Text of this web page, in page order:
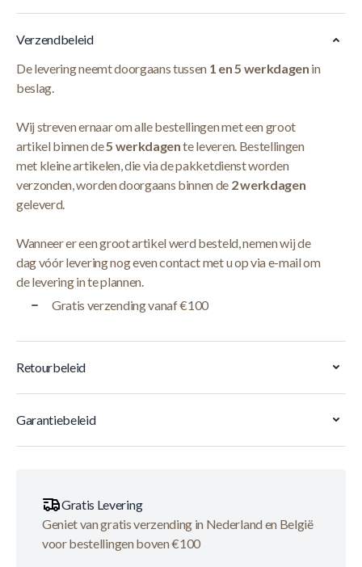
Verzendbeleid
De levering neemt doorgaans tussen 1 en 5 werkdagen in
beslag.
Wij streven ernaar om alle bestellingen met een groot
artikel binnen de5 werkdagente leveren. Bestellingen
met kleine artikelen, die via de pakketdienst worden
verzonden, worden doorgaans binnen de 2 werkdagen
geleverd.
Wanneer er een groot artikel werd besteld, nemen wij de
dag vóór levering nog even contact met u op via e-mail om
de levering in te plannen.
Gratis verzending vanaf €100
Retourbeleid
Garantiebeleid
Gratis Levering
Geniet van gratis verzending in Nederland en België
voor bestellingen boven €100